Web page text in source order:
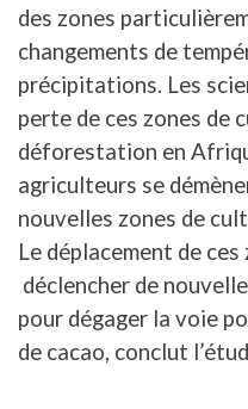
des zones
changements de
précipitations. Les
perte de ces zones de
déforestation en
agriculteurs se
nouvelles zones de
Le déplacement de
déclencher de
pour dégager la voie
de cacao, conclut